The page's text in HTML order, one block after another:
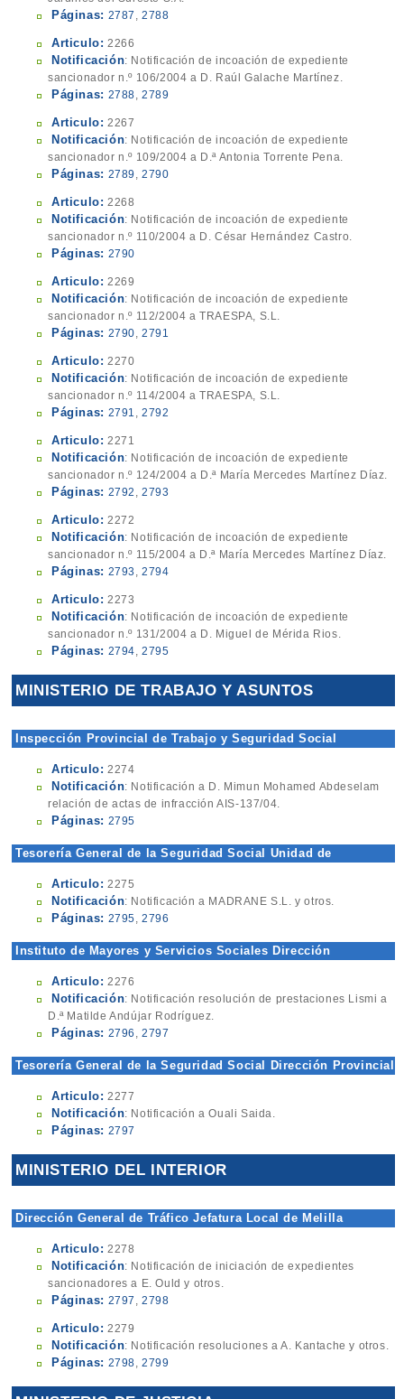
Páginas: 2787 ,2788
Articulo: 2266
Notificación: Notificación de incoación de expediente
sancionador n.º 106/2004 a D. Raúl Galache Martínez.
Páginas: 2788,2789
Articulo: 2267
Notificación: Notificación de incoación de expediente
sancionador n.º 109/2004 a D.ª Antonia Torrente Pena.
Páginas: 2789 ,2790
Articulo: 2268
Notificación: Notificación de incoación de expediente
sancionador n.º 110/2004 a D. César Hernández Castro.
Páginas: 2790
Articulo: 2269
Notificación: Notificación de incoación de expediente
sancionador n.º 112/2004 a TRAESPA, S.L.
Páginas: 2790,2791
Articulo: 2270
Notificación: Notificación de incoación de expediente
sancionador n.º 114/2004 a TRAESPA, S.L.
Páginas: 2791 ,2792
Articulo: 2271
Notificación: Notificación de incoación de expediente
sancionador n.º 124/2004 a D.ª María Mercedes Martínez Díaz.
Páginas: 2792 ,2793
Articulo: 2272
Notificación: Notificación de incoación de expediente
sancionador n.º 115/2004 a D.ª María Mercedes Martínez Díaz.
Páginas: 2793 ,2794
Articulo: 2273
Notificación: Notificación de incoación de expediente
sancionador n.º 131/2004 a D. Miguel de Mérida Rios.
Páginas: 2794,2795
MINISTERIO DE TRABAJO Y ASUNTOS
Inspección Provincial de Trabajo y Seguridad Social
Articulo: 2274
Notificación: Notificación a D. Mimun Mohamed Abdeselam
relación de actas de infracción AIS-137/04.
Páginas: 2795
Tesorería General de la Seguridad Social Unidad de
Articulo: 2275
Notificación: Notificación a MADRANE S.L. y otros.
Páginas: 2795,2796
Instituto de Mayores y Servicios Sociales Dirección
Articulo: 2276
Notificación: Notificación resolución de prestaciones Lismi a
D.ª Matilde Andújar Rodríguez.
Páginas: 2796 ,2797
Tesorería General de la Seguridad Social Dirección Provincial
Articulo: 2277
Notificación: Notificación a Ouali Saida.
Páginas: 2797
MINISTERIO DEL INTERIOR
Dirección General de Tráfico Jefatura Local de Melilla
Articulo: 2278
Notificación: Notificación de iniciación de expedientes
sancionadores a E. Ould y otros.
Páginas: 2797 ,2798
Articulo: 2279
Notificación: Notificación resoluciones a A. Kantache y otros.
Páginas: 2798,2799